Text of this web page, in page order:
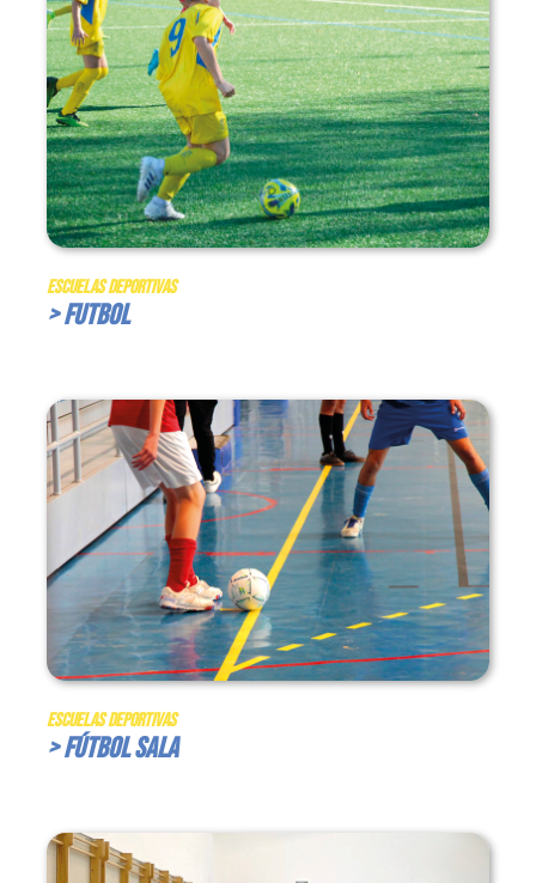
Escuelas Deportivas
> Futbol
Escuelas Deportivas
> Fútbol Sala